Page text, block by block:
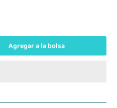
Agregar a la bolsa